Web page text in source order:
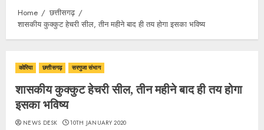
Home
छत्तीसगढ़
शासकीय कुक्कुट हेचरी सील, तीन महीने बाद ही तय होगा इसका भविष्य
कोरिया छत्तीसगढ़ सरगुजा संभाग
शासकीय कुक्कुट हेचरी सील, तीन महीने बाद ही तय होगा
इसका भविष्य
NEWS DESK 10TH JANUARY 2020